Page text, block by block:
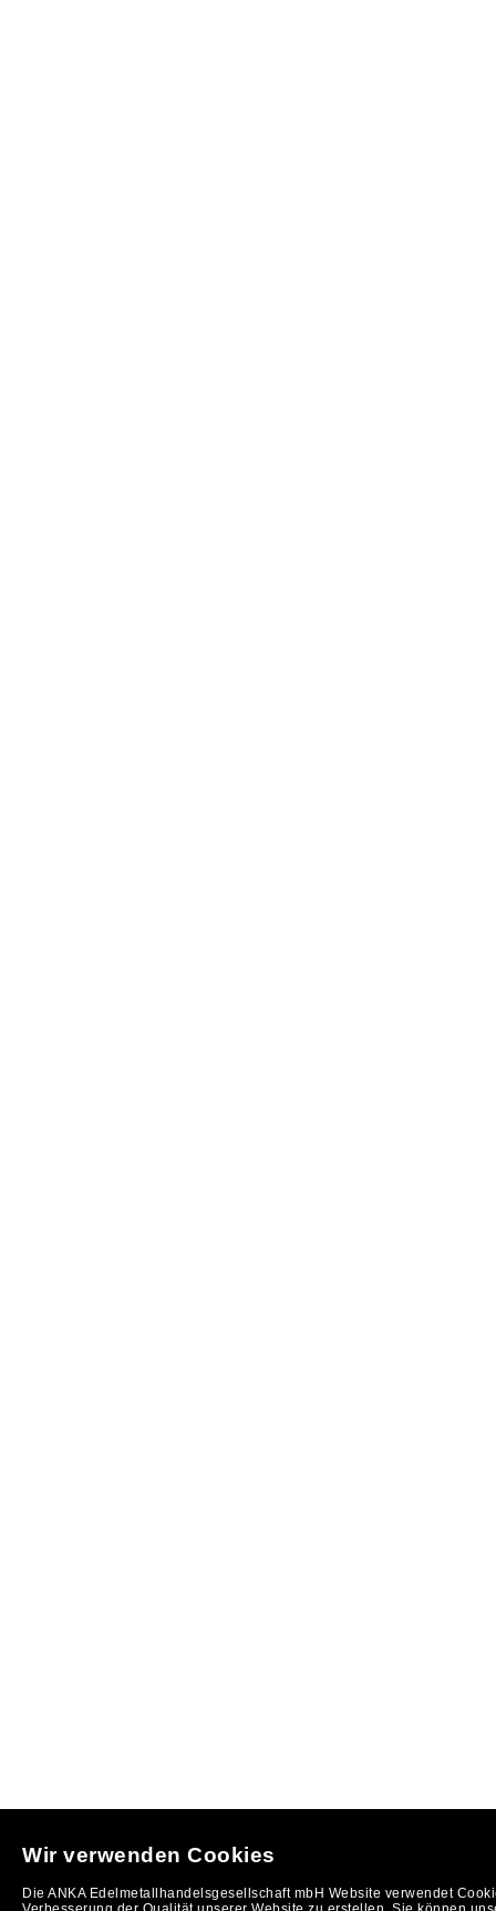
Wir verwenden Cookies
Die ANKA Edelmetallhandelsgesellschaft mbH Website verwendet